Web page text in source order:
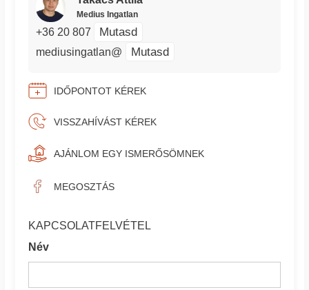
Medius Ingatlan
+36 20 807 Mutasd
mediusingatlan@ Mutasd
IDŐPONTOT KÉREK
VISSZAHÍVÁST KÉREK
AJÁNLOM EGY ISMERŐSÖMNEK
MEGOSZTÁS
KAPCSOLATFELVÉTEL
Név